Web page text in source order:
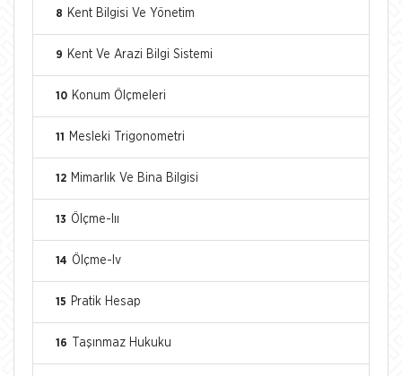
8 Kent Bilgisi Ve Yönetim
9 Kent Ve Arazi Bilgi Sistemi
10 Konum Ölçmeleri
11 Mesleki Trigonometri
12 Mimarlık Ve Bina Bilgisi
13 Ölçme-Iıı
14 Ölçme-Iv
15 Pratik Hesap
16 Taşınmaz Hukuku